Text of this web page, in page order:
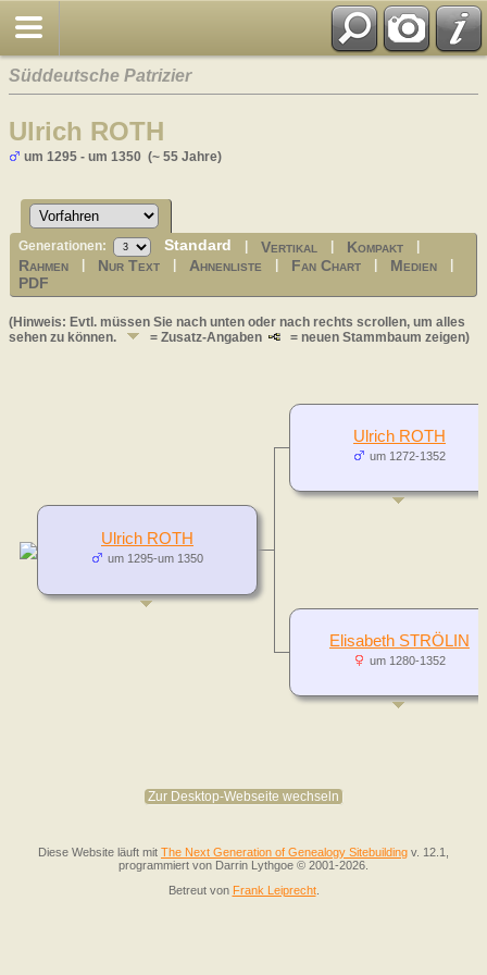
Süddeutsche Patrizier
Ulrich ROTH
um 1295 - um 1350 (~ 55 Jahre)
Generationen: Standard |Vertikal Kompakt
Rahmen Nur Text Ahnenliste Fan Chart Medien
PDF
(Hinweis: Evtl. müssen Sie nach unten oder nach rechts scrollen, um alles
sehen zu können.
= Zusatz-Angaben = neuen Stammbaum zeigen)
Ulrich ROTH
um 1295-um 1350
Ulrich ROTH
um 1272-1352
Elisabeth STRÖLIN
um 1280-1352
Zur Desktop-Webseite wechseln
Diese Website läuft mit The Next Generation of Genealogy Sitebuilding v. 12.1,
programmiert von Darrin Lythgoe © 2001-2026.
Betreut von Frank Leiprecht.